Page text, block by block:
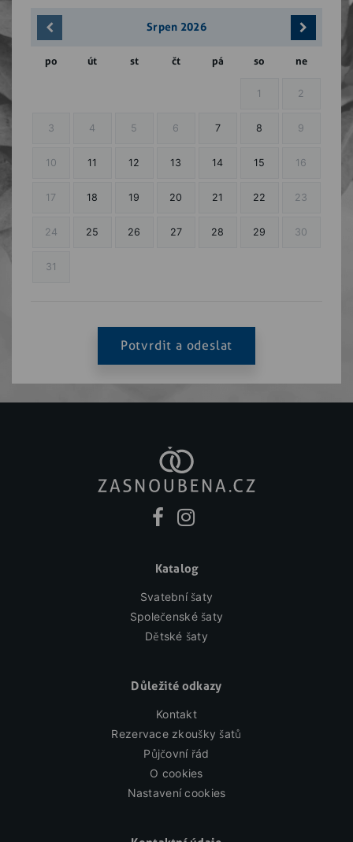
Srpen 2026
po út st čt pá so ne
1 2
3 4 5 6 7 8 9
10 11 12 13 14 15 16
17 18 19 20 21 22 23
24 25 26 27 28 29 30
31
Potvrdit a odeslat
Katalog
Svatební šaty
Společenské šaty
Dětské šaty
Důležité odkazy
Kontakt
Rezervace zkoušky šatů
Půjčovní řád
O cookies
Nastavení cookies